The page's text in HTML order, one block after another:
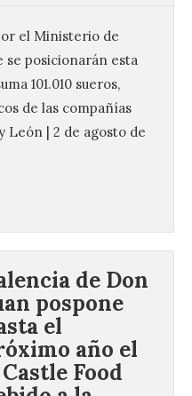
el Ministerio de
se posicionarán esta
101.010 sueros,
de las compañías
León | 2 de agosto de
de Don
pospone
el
año el
Food